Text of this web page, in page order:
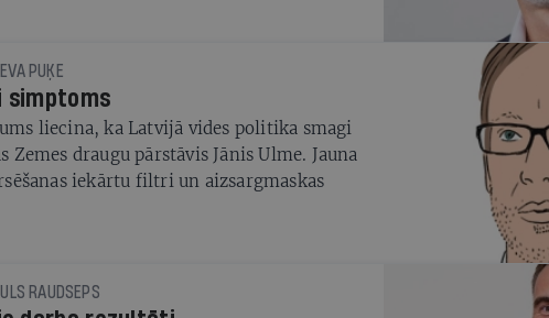
IEVA PUĶE
liecina, ka Latvijā vides politika smagi
draugu pārstāvis Jānis Ulme. Jauna
iekārtu filtri un aizsargmaskas
RAUDSEPS